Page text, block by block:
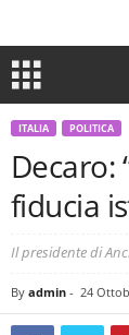
ITALIA POLITICA
Decaro:
fiducia
Il presidente di
By admin - 24